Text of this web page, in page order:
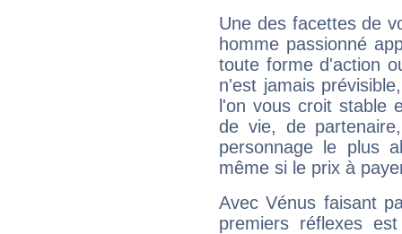
Une des facettes de
homme passionné
toute forme d'action
n'est jamais
l'on vous croit stable
de vie, de
personnage le plus
même si le prix à
Avec Vénus faisant
premiers réflexes